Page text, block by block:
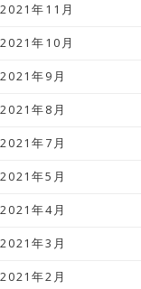
2021年11月
2021年10月
2021年9月
2021年8月
2021年7月
2021年5月
2021年4月
2021年3月
2021年2月